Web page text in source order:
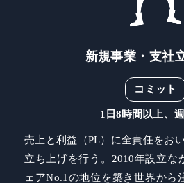
新規事業・支社
コミット
1日8時間以上、
売上と利益（PL）に全責任をお
立ち上げを行う。2010年設立な
ェアNo.1の地位を築き世界から